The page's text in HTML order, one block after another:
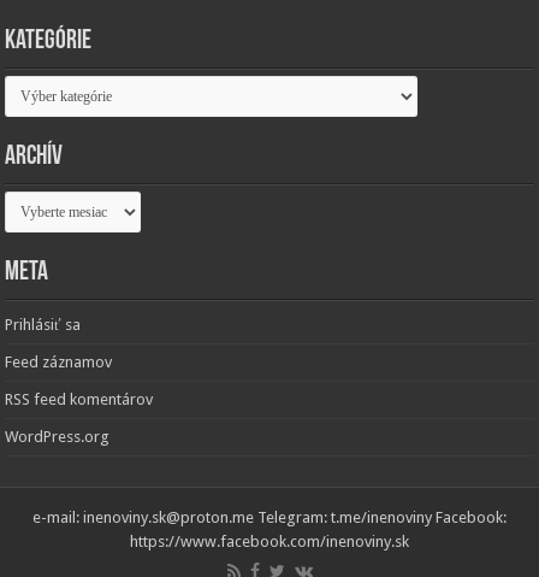
Kategórie
Kategórie
Archív
Archív
Meta
Prihlásiť sa
Feed záznamov
RSS feed komentárov
WordPress.org
e-mail: inenoviny.sk@proton.me Telegram: t.me/inenoviny Facebook:
https://www.facebook.com/inenoviny.sk